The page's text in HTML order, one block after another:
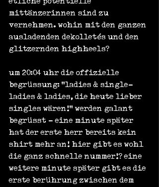
mittänzerinnen sind zu
vernehmen. wohin mit den ganzen
ausladenden dekolletés und den
glitzernden highheels?
um 20:04 uhr die offizielle
begrüssung: "ladies & single-
ladies & ladies, die heute lieber
singles wären!" werden galant
begrüsst - eine minute später
hat der erste herr bereits kein
shirt mehr an! hier gibt es wohl
die ganz schnelle nummer!? eine
weitere minute später gibt es die
erste berührung zwischen dem